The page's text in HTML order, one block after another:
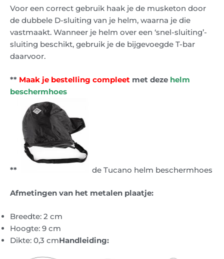
Voor een correct gebruik haak je de musketon door
de dubbele D-sluiting van je helm, waarna je die
vastmaakt. Wanneer je helm over een ‘snel-sluiting’-
sluiting beschikt, gebruik je de bijgevoegde T-bar
daarvoor.
** Maak je bestelling compleet met deze helm
beschermhoes
** de Tucano helm beschermhoes
Afmetingen van het metalen plaatje:
Breedte: 2 cm
Hoogte: 9 cm
Dikte: 0,3 cmHandleiding: